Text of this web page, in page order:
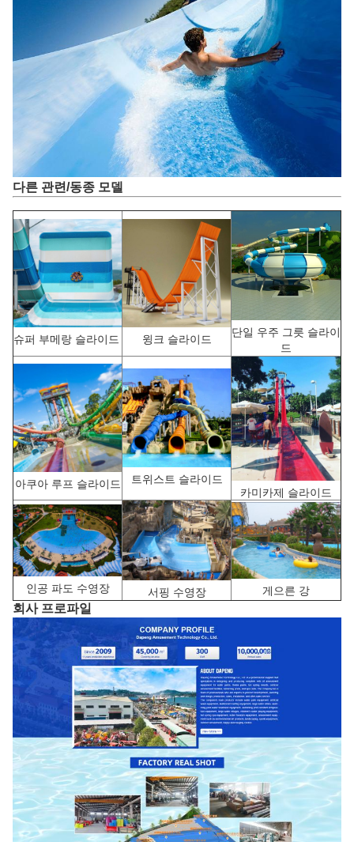
다른 관련/동종 모델
슈퍼 부메랑 슬라이드 윙크 슬라이드
단일 우주 그릇 슬라이
드
아쿠아 루프 슬라이드
트위스트 슬라이드
카미카제 슬라이드
인공 파도 수영장 서핑 수영장 게으른 강
회사 프로파일